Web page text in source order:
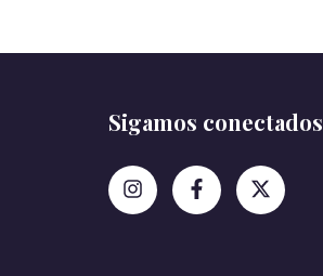
Sigamos conectados